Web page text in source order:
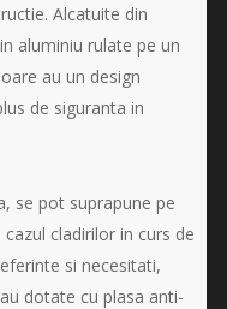
Alcatuite din
aluminiu rulate pe un
au un design
de siguranta in
se pot suprapune pe
cladirilor in curs de
si necesitati,
dotate cu plasa anti-